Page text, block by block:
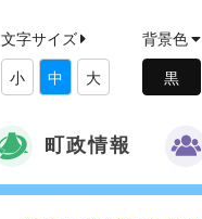
文字サイズ
小 中 大
背景色
町政情報